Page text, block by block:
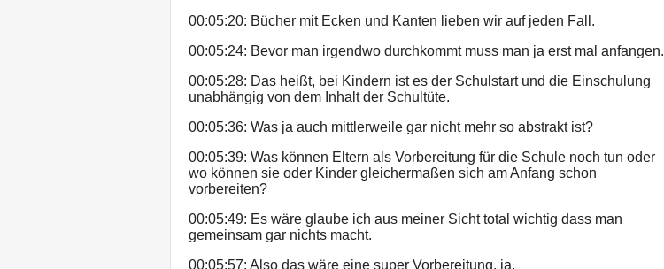
00:05:20: Bücher mit Ecken und Kanten lieben wir auf jeden Fall.
00:05:24: Bevor man irgendwo durchkommt muss man ja erst mal anfangen.
00:05:28: Das heißt, bei Kindern ist es der Schulstart und die Einschulung
unabhängig von dem Inhalt der Schultüte.
00:05:36: Was ja auch mittlerweile gar nicht mehr so abstrakt ist?
00:05:39: Was können Eltern als Vorbereitung für die Schule noch tun oder
wo können sie oder Kinder gleichermaßen sich am Anfang schon
vorbereiten?
00:05:49: Es wäre glaube ich aus meiner Sicht total wichtig dass man
gemeinsam gar nichts macht.
00:05:57: Also das wäre eine super Vorbereitung, ja.